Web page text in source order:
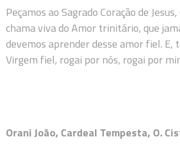
Peçamos ao Sagrado Coração de
chama viva do Amor trinitário, que
devemos aprender desse amor fiel.
Virgem fiel, rogai por nós, rogai por
Orani João, Cardeal Tempesta, O.